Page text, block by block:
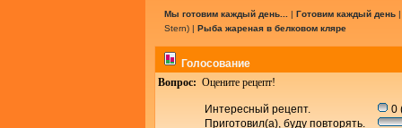
Мы готовим каждый день... | Готовим каждый день
Stern) | Рыба жареная в белковом кляре
Голосование
Вопрос: Оцените рецепт!
Интересный рецепт.
0
Приготовил(а), буду повторять.